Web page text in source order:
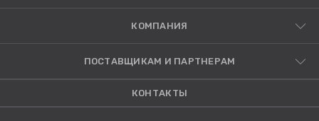
КОМПАНИЯ
ПОСТАВЩИКАМ И ПАРТНЕРАМ
КОНТАКТЫ